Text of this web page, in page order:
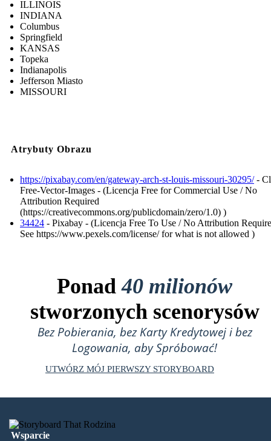
ILLINOIS
INDIANA
Columbus
Springfield
KANSAS
Topeka
Indianapolis
Jefferson Miasto
MISSOURI
Atrybuty Obrazu
https://pixabay.com/en/gateway-arch-st-louis-missouri-30295/-
Free-Vector-Images - (Licencja Free for Commercial Use / No
Attribution Required
(https://creativecommons.org/publicdomain/zero/1.0) )
34424 - Pixabay - (Licencja Free To Use / No Attribution
See https://www.pexels.com/license/ for what is not allowed )
Ponad40 milionów
stworzonych scenorysów
Bez Pobierania, bez Karty Kredytowej i bez
Logowania, aby Spróbować!
UTWÓRZ MÓJ PIERWSZY STORYBOARD
Wsparcie